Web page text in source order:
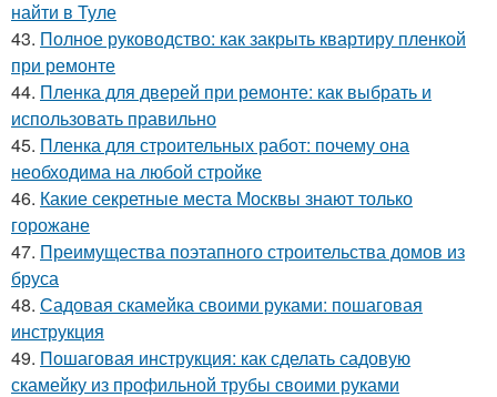
найти в Туле
43. Полное руководство: как закрыть квартиру пленкой
при ремонте
44. Пленка для дверей при ремонте: как выбрать и
использовать правильно
45. Пленка для строительных работ: почему она
необходима на любой стройке
46. Какие секретные места Москвы знают только
горожане
47. Преимущества поэтапного строительства домов из
бруса
48. Садовая скамейка своими руками: пошаговая
инструкция
49. Пошаговая инструкция: как сделать садовую
скамейку из профильной трубы своими руками